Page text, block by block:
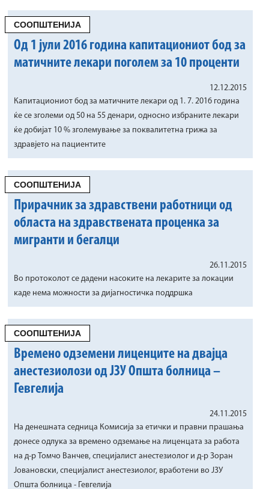
СООПШТЕНИЈА
Од 1 јули 2016 година капитациониот бод за
матичните лекари поголем за 10 проценти
12.12.2015
Капитациониот бод за матичните лекари од 1. 7. 2016 година
ќе се зголеми од 50 на 55 денари, односно избраните лекари
ќе добијат 10 % зголемување за поквалитетна грижа за
здравјето на пациентите
СООПШТЕНИЈА
Прирачник за здравствени работници од
областа на здравствената проценка за
мигранти и бегалци
26.11.2015
Во протоколот се дадени насоките на лекарите за локации
каде нема можности за дијагностичка поддршка
СООПШТЕНИЈА
Времено одземени лиценците на двајца
анестезиолози од ЈЗУ Општа болница –
Гевгелија
24.11.2015
На денешната седница Комисија за етички и правни прашања
донесе одлука за времено одземање на лиценцата за работа
на д-р Томчо Ванчев, специјалист анестезиолог и д-р Зоран
Јовановски, специјалист анестезиолог, вработени во ЈЗУ
Општа болница - Гевгелија